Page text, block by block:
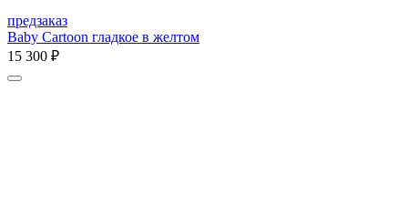
предзаказ
Baby Cartoon гладкое в желтом
15 300 ₽